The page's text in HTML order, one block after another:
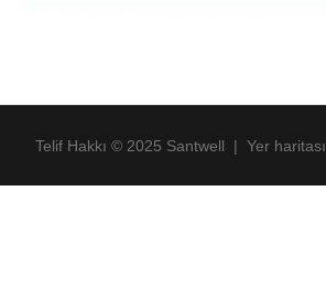
Telif Hakkı © 2025 Santwell | Yer haritası